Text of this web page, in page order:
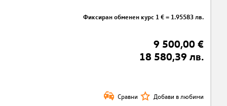
Фиксиран обменен курс 1 € = 1.95583 лв.
9 500,00 €
18 580,39 лв.
Сравни Добави в любими